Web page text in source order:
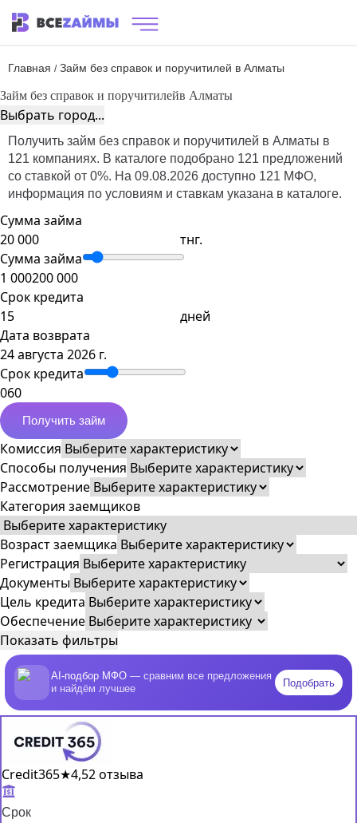
Главная / Займ без справок и поручитилей в Алматы
Займ без справок и поручитилейв Алматы
Выбрать город...
Получить займ без справок и поручитилей в Алматы в
121 компаниях. В каталоге подобрано 121 предложений
со ставкой от 0%. На 09.08.2026 доступно 121 МФО,
информация по условиям и ставкам указана в каталоге.
Сумма займа
тнг.
Сумма займа
1 000200 000
Срок кредита
дней
Дата возврата
24 августа 2026 г.
Срок кредита
060
Получить займ
Комиссия
Способы получения
Рассмотрение
Категория заемщиков
Возраст заемщика
Регистрация
Документы
Цель кредита
Обеспечение
Показать фильтры
AI-подбор МФО — сравним все предложения
и найдём лучшее
Подобрать
Credit365★4,52 отзыва
Срок